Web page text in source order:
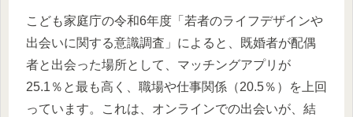
こども家庭庁の令和6年度「若者のライフデザインや
出会いに関する意識調査」によると、既婚者が配偶
者と出会った場所として、マッチングアプリが
25.1％と最も高く、職場や仕事関係（20.5％）を上回
っています。これは、オンラインでの出会いが、結